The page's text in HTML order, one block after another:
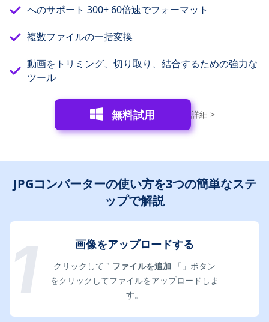
へのサポート 300+ 60倍速でフォーマット
複数ファイルの一括変換
動画をトリミング、切り取り、結合するための強力な
ツール
無料試用 詳細 >
JPGコンバーターの使い方を3つの簡単なステ
ップで解説
画像をアップロードする
クリックして " ファイルを追加
「」ボタン
をクリックしてファイルをアップロードしま
す。